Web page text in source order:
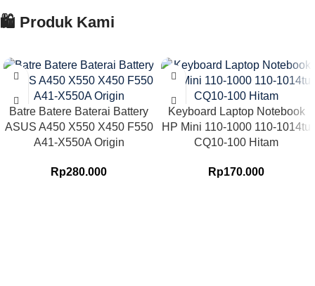
🛍️ Produk Kami
Batre Batere Baterai Battery
ASUS A450 X550 X450 F550
A41-X550A Origin
Rp280.000
Keyboard Laptop Notebook
HP Mini 110-1000 110-1014tu
CQ10-100 Hitam
Rp170.000